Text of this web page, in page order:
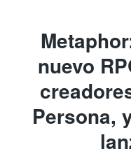
nuevo
Persona,